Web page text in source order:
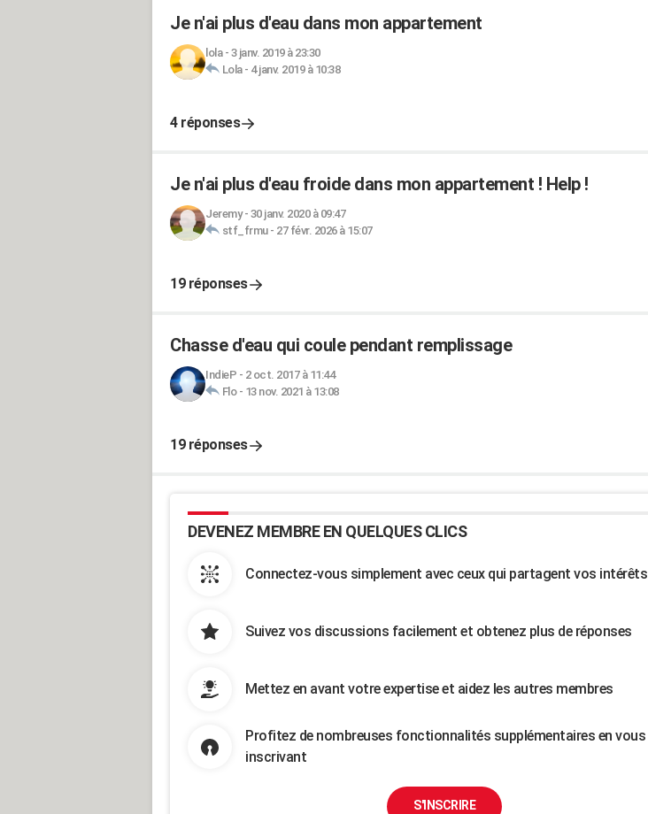
Je n'ai plus d'eau dans mon appartement
lola- 3 janv. 2019 à 23:30
Lola- 4 janv. 2019 à 10:38
4 réponses
Je n'ai plus d'eau froide dans mon appartement ! Help !
Jeremy- 30 janv. 2020 à 09:47
stf_frmu- 27 févr. 2026 à 15:07
19 réponses
Chasse d'eau qui coule pendant remplissage
IndieP - 2 oct. 2017 à 11:44
Flo- 13 nov. 2021 à 13:08
19 réponses
DEVENEZ MEMBRE EN QUELQUES CLICS
Connectez-vous simplement avec ceux qui partagent vos intérêts
Suivez vos discussions facilement et obtenez plus de réponses
Mettez en avant votre expertise et aidez les autres membres
Profitez de nombreuses fonctionnalités supplémentaires en vous
inscrivant
S'INSCRIRE